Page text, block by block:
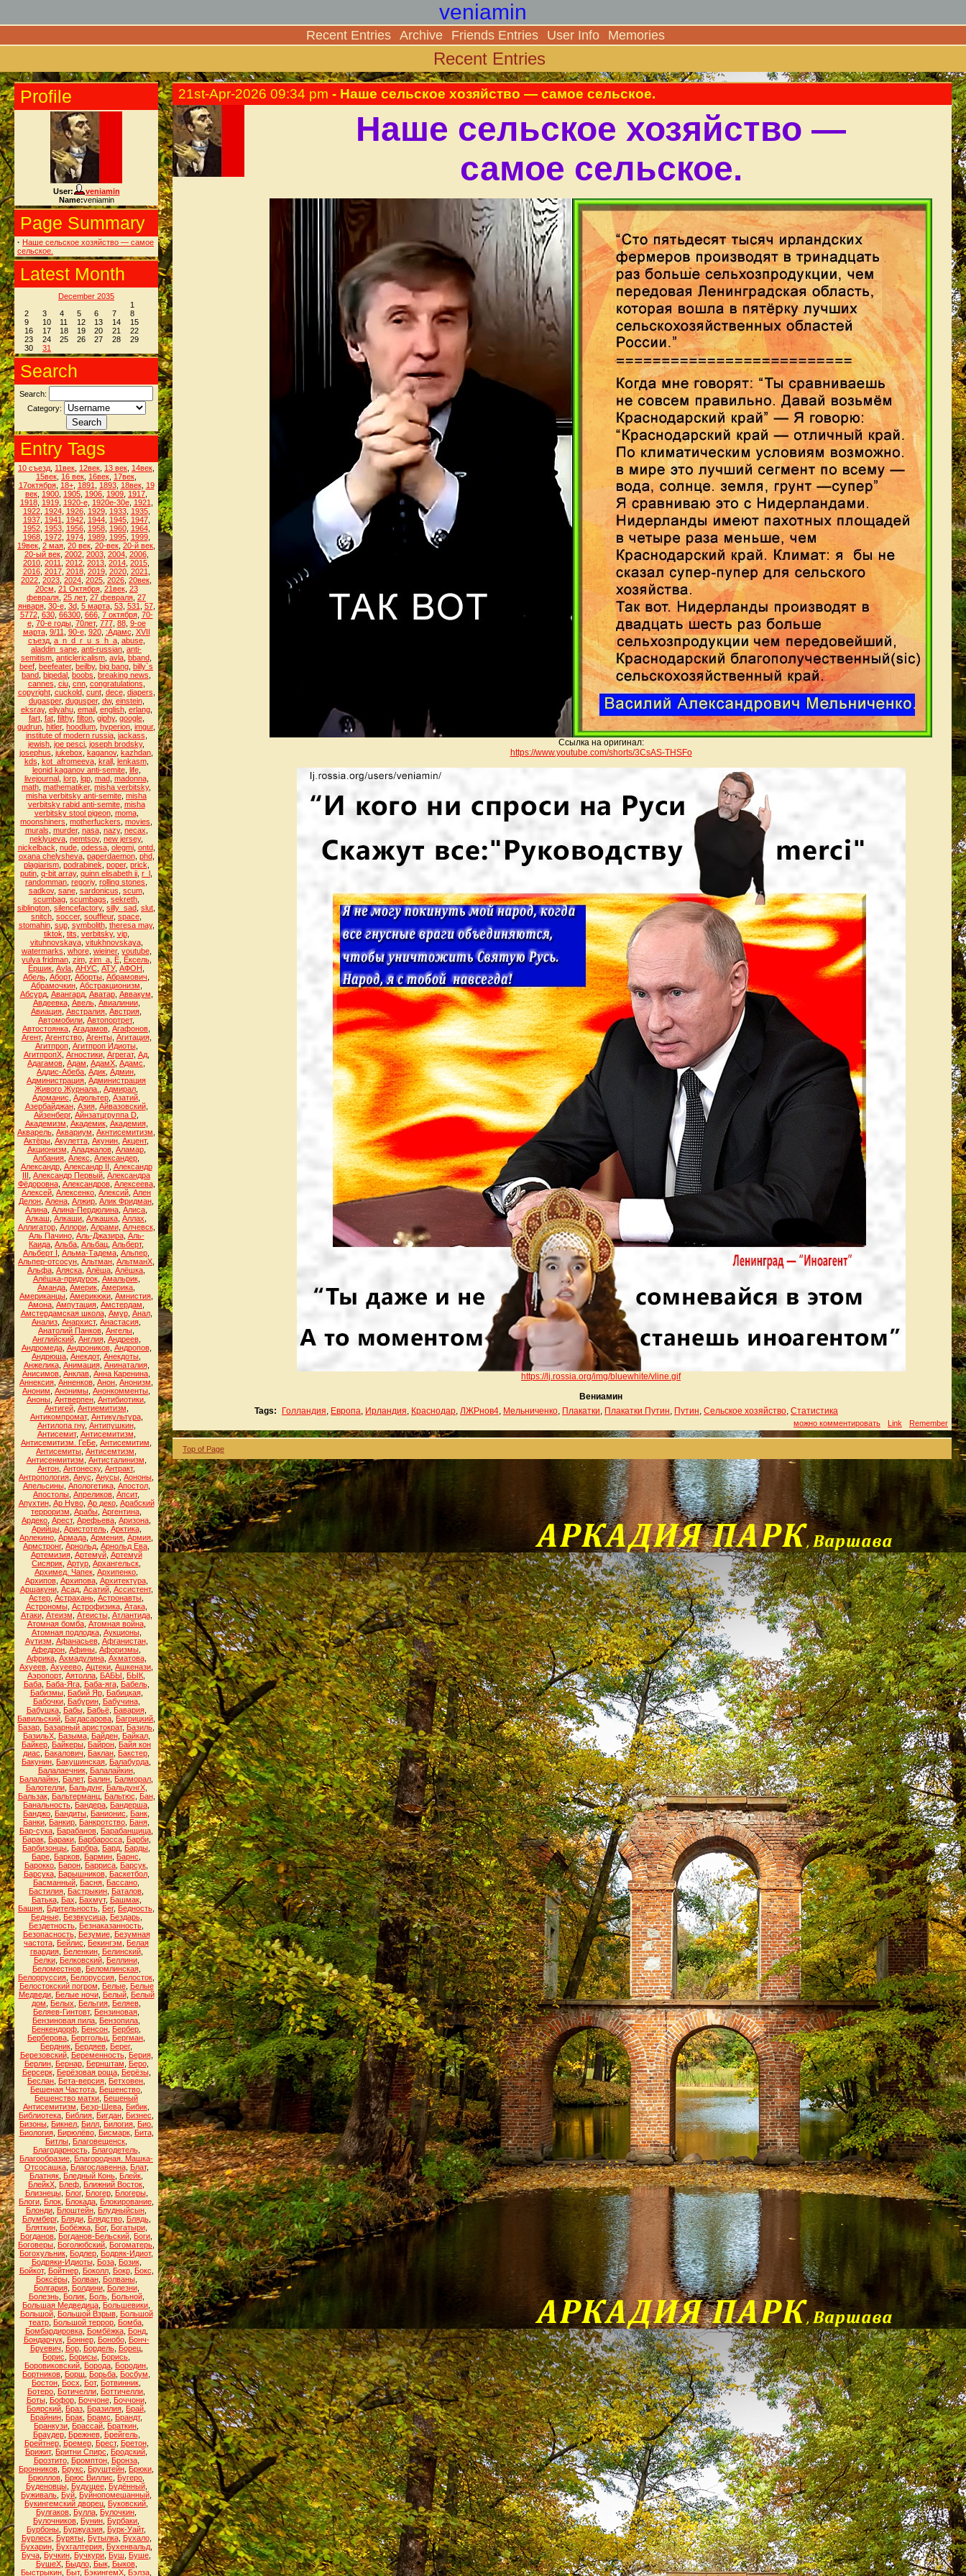
veniamin
Recent Entries Archive Friends Entries User Info Memories
Recent Entries
Profile
User:
veniamin
Name:veniamin
Page Summary
· Наше сельское хозяйство — самое
сельское.
Latest Month
December 2035
1
2
3 4 5 6 7
8
9
10 11 12 13 14
15
16
17 18 19 20 21
22
23
24 25 26 27 28
29
30
31
Search
Search:
Category:
Entry Tags
10 съезд 11век 12век 13 век 14век
15век 16 век 16век 17век
17октября, 18+, 1891 1893, 18век, 19
век 1900 1905 1906 1909 1917
1918, 1919, 1920-е, 1920е-30е, 1921
1922, 1924, 1926, 1929, 1933, 1935,
1937, 1941 1942, 1944, 1945, 1947,
1952, 1953, 1956, 1958, 1960, 1964,
1968, 1972, 1974, 1989, 1995, 1999,
19век 2 мая 20 век 20-век 20-й век
20-ый век, 2002, 2003, 2004, 2006,
2010 2011 2012 2013 2014 2015
2016, 2017, 2018, 2019, 2020, 2021
2022 2023 2024 2025 2026 20век
20см 21 Октября, 21век, 23
февраля 25 лет, 27 февраля 27
января, 30-е, 3d, 5 марта, 53, 531 57,
5772, 630, 66300, 666, 7 октября, 70-
е, 70-е годы, 70лет, 777, 88, 9-ое
марта, 9/11 90-е, 920, :Адамс XVII
съезд, a_n_d_r_u_s_h_a, abuse,
aladdin_sane anti-russian anti-
semitism anticlericalism avla bband
beef beefeater, beilby, big bang billy`s
band bipedal boobs breaking news
cannes ciu, cnn, congratulations
copyright, cuckold, cunt, dece, diapers
dugasper, dugusper, dw, einstein,
eksray, eliyahu, email, english, erlang,
fart, fat, filthy, filton, giphy, google,
gudrun hitler, hoodlum hyperion imgur,
institute of modern russia, jackass
jewish joe pesci joseph brodsky,
josephus jukebox kaganov, kazhdan
kds kot_afromeeva, krall, lenkasm,
leonid kaganov anti-semite, life,
livejournal, lorp, lqp, mad, madonna,
math mathematiker, misha verbitsky,
misha verbitsky anti-semite misha
verbitsky rabid anti-semite, misha
verbitsky stool pigeon, moma,
moonshiners motherfuckers movies
murals murder, nasa, nazy, necax
neklyueva nemtsov, new jersey,
nickelback nude, odessa, olegmi, ontd,
oxana chelysheva, paperdaemon, phd,
plagiarism, podrabinek poper, prick
putin q-bit array, quinn elisabeth ii r_l
randomman regoriy, rolling stones
sadkov, sane, sardonicus scum,
scumbag scumbags sekreth
siblington silencefactory, silly_sad slut
snitch soccer, souffleur, space
stomahin, sup, symbolith, theresa may,
tiktok tits verbitsky, vip,
vituhnovskaya, vitukhnovskaya,
watermarks whore, wieiner, youtube,
yulya fridman, zim, zim_a, Ё, Ёксель,
Ёршик Аvla АНУС АТУ, АФОН
Абель Аборт, Аборты Абрамович
Абрамочкин, Абстракционизм
Абсурд, Авангард, Аватар, Аввакум
Авдеевка, Авель, Авиалинии,
Авиация Австралия Австрия
Автомобили Автопортрет,
Автостоянка Агадамов Агафонов
Агент, Агентство, Агенты, Агитация,
Агитпроп, Агитпроп Идиоты,
АгитпропХ, Агностики, Агрегат, Ад,
Адагамов Адам АдамХ Адамс
Аддис-Абеба Адик Админ
Администрация Администрация
Живого Журнала.
Адмирал
Адоманис Адюльтер Азатий
Азербайджан, Азия, Айвазовский,
Айзенберг, Айнзатцгруппа D
Академизм Академик, Академия,
Акварель Аквариум Акнтисемитизм
Актёры Акулетта Акунин Акцент,
Акционизм Аладжалов, Аламар,
Албания Алекс Александер
Александр, Александр II Александр
III Александр Первый Александра
Фёдоровна, Александров, Алексеева,
Алексей Алексенко Алексий Ален
Делон Алена Алжир Алик Фридман
Алина Алина-Пердюлина Алиса
Алкаш Алкаши Алкашка Аллах
Аллигатор, Аллори, Алрами, Алчевск,
Аль Пачино, Аль-Джазира, Аль-
Каида Альба Альбац Альберт,
Альберт I Альма-Тадема Альпер
Альпер-отсосун Альтман АльтманХ
Альфа Аляска Алёша Алёшка
Алёшка-придурок, Амальрик,
Аманда Америк Америка
Американцы Америкюки Амнистия
Амона Ампутация Амстердам
Амстердамская школа, Амур, Анал,
Анализ Анархист, Анастасия
Анатолий Панков Ангелы
Английский, Англия, Андреев,
Андромеда, Андроников, Андропов,
Андрюша Анекдот, Анекдоты
Анжелика, Анимация, Анинаталия,
Анисимов Анклав Анна Каренина
Аннексия Анненков Анон Анонизм
Аноним Анонимы Анонкомменты
Аноны Антверпен Антибиотики
Антигей, Антиемитизм
Антикомпромат, Антикультура,
Антилопа гну, Антипушкин,
Антисемит, Антисемитизм
Антисемитизм. ГеБе Антисемитим
Антисемиты Антисемтизм
Антисенмитизм Антисталинизм
Антон Антонеску, Антракт,
Антропология Анус Анусы Аононы
Апельсины, Апологетика, Апостол,
Апостолы Апреликов Апсит,
Апухтин, Ар Нуво, Ар деко, Арабский
терроризм Арабы Аргентина
Ардеко Арест, Арефьева Аризона
Арийцы, Аристотель, Арктика,
Арлекино Армада Армения Армия
Армстронг, Арнольд Арнольд Ева
Артемизия, Артемуй, Артемуй
Сисярик Артур Архангельск
Архимед. Чапек Архипенко
Архипов, Архипова, Архитектура,
Аршакуни, Асад, Асатий, Ассистент,
Астер Астрахань Астронавты
Астрономы, Астрофизика, Атака,
Атаки, Атеизм Атеисты, Атлантида,
Атомная бомба, Атомная война,
Атомная подлодка, Аукционы,
Аутизм Афанасьев, Афганистан,
Афедрон Афины Афоризмы
Африка, Ахмадулина, Ахматова,
Ахуеев Ахуеево Ацтеки Ашкенази
Аэропорт, Аятолла БАБЫ БЫК
Баба, Баба-Яга, Баба-яга, Бабель,
Бабизмы, Бабий Яр, Бабицкая,
Бабочки, Бабурин, Бабучина,
Бабушка, Бабы, Бабьё, Бавария,
Бавильский Багдасарова Багрицкий
Базар Базарный аристократ, Базиль
БазильХ, Базыма, Байден, Байкал,
Байкер Байкеры Байрон Байя кон
диас
Бакалович Баклан Бакстер
Бакунин Бакушинская Балабурда
Балалаечник, Балалайкин,
Балалайкн Балет, Балин Балморал
Балотелли, Бальдунг, БальдунгХ,
Бальзак, Бальтерманц, Бальтюс Бан,
Банальность Бандера Бандерша
Банджо Бандиты Банионис Банк
Банки Банкир Банкротство Баня
Бар-сука Барабанов Барабанщица
Барак, Бараки, Барбаросса, Барби,
Барбизонцы Барбра Бард Барды
Баре Барков Бармин Барнс
Барокко Барон Барриса Барсук
Барсука, Барышников, Баскетбол,
Басманный Басня Бассано
Бастилия Бастрыкин Баталов
Батька, Бах Бахмут, Башмак,
Башня Бдительность Бег, Бедность
Бедные, Безвкусица, Бездарь,
Бездетность Безнаказанность
Безопасность, Безумие, Безумная
частота Бейлис Бекингэм
Белая
гвардия, Беленкин, Белинский,
Белки, Белковский, Беллини,
Беломестнов, Беломлинская,
Белорруссия Белоруссия Белосток
Белостокский погром
Белые, Белые
Медведи, Белые ночи, Белый, Белый
дом
Белых Бельгия Беляев
Беляев-Гинтовт, Бензиновая
Бензиновая пила Бензопила
Бенкендорф Бенсон Бербер
Берберова Берггольц Бергман
Бердник Бердяев Берег,
Березовский, Беременность, Берия,
Берлин, Бернар, Бернштам Беро,
Берсерк, Берёзовая роща, Берёзы,
Беслан Бета-версия Бетховен
Бешеная Частота Бешенство
Бешенство матки Бешеный
Антисемитизм
Беэр-Шева Бибик
Библиотека Библия Бигдан Бизнес
Бизоны Бикнел Билл Билогия Био
Биология, Бирюлёво, Бисмарк, Бита,
Битлы Благовещенск
Благодарность, Благодетель,
Благообразие Благородная. Машка-
Отсосашка, Благославенна, Блат,
Блатняк Бледный Конь Блейк
БлейкХ Блеф Ближний Восток
Близнецы, Блог, Блогер, Блогеры,
Блоги Блок Блокада Блокирование
Блонди Блоштейн Блудныйсын
Блумберг, Бляди, Блядство, Блядь,
Бляткин, Бобёжка, Бог, Богатыри,
Богданов Богданов-Бельский Боги
Боговеры Боголюбский Богоматерь
Богохульник Бодлер Бодряк-Идиот,
Бодряки-Идиоты, Боза, Бозик,
Бойкот, Бойтнер, Боколл, Бокр, Бокс
Боксёры, Болван, Болваны,
Болгария, Болдини, Болезни,
Болезнь, Болик, Боль, Больной,
Большая Медведица Большевики
Большой, Большой Взрыв, Большой
театр Большой террор Бомба
Бомбардировка, Бомбёжка, Бонд,
Бондарчук, Боннер, Бонобо, Бонч-
Бруевич
Бор, Бордель, Борец,
Борис
Борисы Борись
Боровиковский Борода Бородин
Бортников Борщ Борьба Босбум
Бостон Босх Бот, Ботвинник
Ботеро Ботичелли Боттичелли
Боты, Бофор, Боччоне, Боччони,
Боярский Браз Бразилия Брай
Брайнин Брак Брамс Брандт,
Бранкузи Брассай Браткин
Браудер, Брежнев, Брейгель,
Брейтнер, Бремер, Брест, Бретон,
Брижит, Бритни Спирс Бродский
Брозтито, Бромптон, Бронза,
Бронников Брукс Бруштейн Брюки
Брюллов Брюс Виллис Бугеро
Буденовцы, Будущее, Будённый,
Буживаль Буй Буйнопомешанный
Букингемский дворец Буковский
Булгаков Булла Булочкин
Булочников Бунин Бурбаки
Бурбоны Буржуазия Бурк-Уайт,
Бурлеск, Буряты, Бутылка, Бухало,
Бухарин, Бухгалтерия, Бухенвальд,
Буча Бучкин Бучкури Буш Буше
БушеХ, Быдло, Бык, Быков,
Быстрыкин Быт, БэкингемХ Бэлза
21st-Apr-2026 09:34 pm - Наше сельское хозяйство — самое сельское.
Наше сельское хозяйство —
самое сельское.
Ссылка на оригинал:
https://www.youtube.com/shorts/3CsAS-THSFo
https://lj.rossia.org/img/bluewhite/vline.gif
Вениамин
Tags:
Голландия, Европа, Ирландия, Краснодар, ЛЖРнов4, Мельниченко, Плакатки, Плакатки Путин, Путин, Сельское хозяйство, Статистика
можно комментировать Link Remember
Top of Page